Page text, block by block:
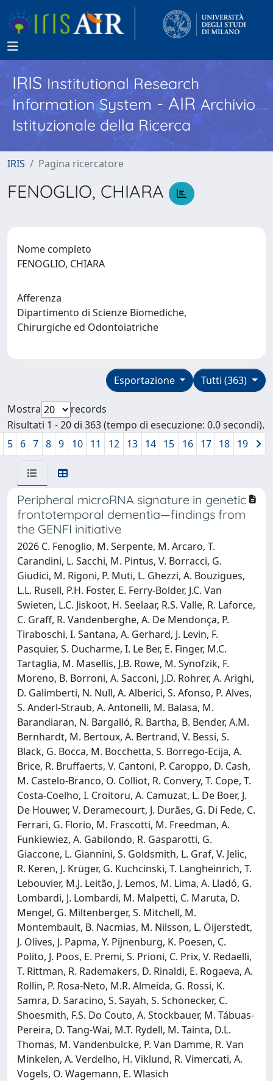
IRISInstitutional Research
Information System - AIR Archivio
Istituzionale della Ricerca
IRIS Pagina ricercatore
FENOGLIO, CHIARA
Nome completo
FENOGLIO, CHIARA
Afferenza
Dipartimento di Scienze Biomediche,
Chirurgiche ed Odontoiatriche
Tutti (363)
Esportazione
Mostra
records
Risultati 1 - 20 di 363 (tempo di esecuzione: 0.0 secondi).
5
6 7 8 9 10 11 12 13 14 15 16 17 18 19
Peripheral microRNA signature in genetic
frontotemporal dementia—findings from
the GENFI initiative
2026 C. Fenoglio, M. Serpente, M. Arcaro, T.
Carandini, L. Sacchi, M. Pintus, V. Borracci, G.
Giudici, M. Rigoni, P. Muti, L. Ghezzi, A. Bouzigues,
L.L. Rusell, P.H. Foster, E. Ferry-Bolder, J.C. Van
Swieten, L.C. Jiskoot, H. Seelaar, R.S. Valle, R. Laforce,
C. Graff, R. Vandenberghe, A. De Mendonça, P.
Tiraboschi, I. Santana, A. Gerhard, J. Levin, F.
Pasquier, S. Ducharme, I. Le Ber, E. Finger, M.C.
Tartaglia, M. Masellis, J.B. Rowe, M. Synofzik, F.
Moreno, B. Borroni, A. Sacconi, J.D. Rohrer, A. Arighi,
D. Galimberti, N. Null, A. Alberici, S. Afonso, P. Alves,
S. Anderl-Straub, A. Antonelli, M. Balasa, M.
Barandiaran, N. Bargalló, R. Bartha, B. Bender, A.M.
Bernhardt, M. Bertoux, A. Bertrand, V. Bessi, S.
Black, G. Bocca, M. Bocchetta, S. Borrego-Ecija, A.
Brice, R. Bruffaerts, V. Cantoni, P. Caroppo, D. Cash,
M. Castelo-Branco, O. Colliot, R. Convery, T. Cope, T.
Costa-Coelho, I. Croitoru, A. Camuzat, L. De Boer, J.
De Houwer, V. Deramecourt, J. Durães, G. Di Fede, C.
Ferrari, G. Florio, M. Frascotti, M. Freedman, A.
Funkiewiez, A. Gabilondo, R. Gasparotti, G.
Giaccone, L. Giannini, S. Goldsmith, L. Graf, V. Jelic,
R. Keren, J. Krüger, G. Kuchcinski, T. Langheinrich, T.
Lebouvier, M.J. Leitão, J. Lemos, M. Lima, A. Lladó, G.
Lombardi, J. Lombardi, M. Malpetti, C. Maruta, D.
Mengel, G. Miltenberger, S. Mitchell, M.
Montembault, B. Nacmias, M. Nilsson, L. Öijerstedt,
J. Olives, J. Papma, Y. Pijnenburg, K. Poesen, C.
Polito, J. Poos, E. Premi, S. Prioni, C. Prix, V. Redaelli,
T. Rittman, R. Rademakers, D. Rinaldi, E. Rogaeva, A.
Rollin, P. Rosa-Neto, M.R. Almeida, G. Rossi, K.
Samra, D. Saracino, S. Sayah, S. Schönecker, C.
Shoesmith, F.S. Do Couto, A. Stockbauer, M. Tábuas-
Pereira, D. Tang-Wai, M.T. Rydell, M. Tainta, D.L.
Thomas, M. Vandenbulcke, P. Van Damme, R. Van
Minkelen, A. Verdelho, H. Viklund, R. Vimercati, A.
Vogels, O. Wagemann, E. Wlasich